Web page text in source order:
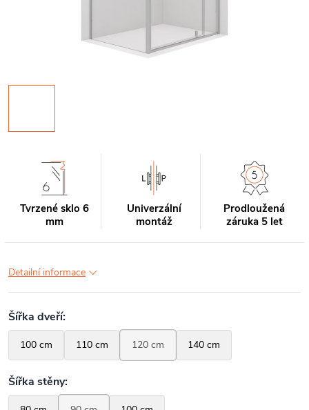
Tvrzené sklo 6
mm
Univerzální
montáž
Prodloužená
záruka 5 let
Detailní informace